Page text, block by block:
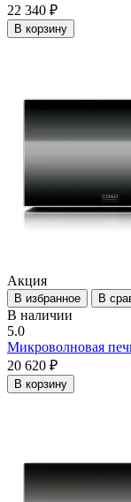
22 340 ₽
В корзину
Акция
В избранное В
В наличии
5.0
Микроволновая
20 620 ₽
В корзину